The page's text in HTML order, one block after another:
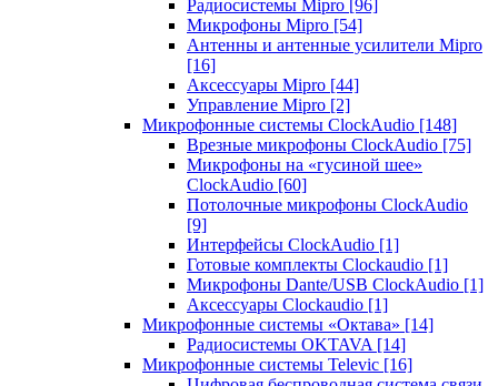
Радиосистемы Mipro [96]
Микрофоны Mipro [54]
Антенны и антенные усилители Mipro
[16]
Аксессуары Mipro [44]
Управление Mipro [2]
Микрофонные системы ClockAudio [148]
Врезные микрофоны ClockAudio [75]
Микрофоны на «гусиной шее»
ClockAudio [60]
Потолочные микрофоны ClockAudio
[9]
Интерфейсы ClockAudio [1]
Готовые комплекты Clockaudio [1]
Микрофоны Dante/USB ClockAudio [1]
Аксессуары Clockaudio [1]
Микрофонные системы «Октава» [14]
Радиосистемы OKTAVA [14]
Микрофонные системы Televic [16]